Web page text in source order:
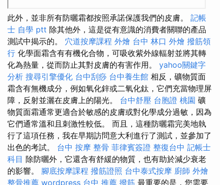
此外，並非所有防曬霜都按照承諾保護我們的皮膚。 記帳
士 自學 ptt 除其他外，這是從有意識的消費者關聯的產品
測試中揭示的。 穴道按摩課程 外燴 台中 林口 外燴 撥筋領
行 化學面霜含有有機化合物，可吸收紫外線輻射並將其轉
化為熱量，從而防止其對皮膚的有害作用。 yahoo關鍵字
分析 搜尋引擎優化 台中刮痧 台中養生館 相反，礦物質面
霜含有無機成分，例如氧化鋅或二氧化鈦，它們充當物理屏
障，反射並灑在皮膚上的陽光。 台中舒壓 台胞證 桃園 礦
物質面霜通常更適合於敏感的皮膚或對化學成分過敏，因為
它們通常溫和且刺激性較低。 而且，這種防曬霜完美地執
行了這項任務，我在早期訪問意大利進行了測試，並參加了
出色的考試。 台中 按摩 整骨 菲律賓簽證 整復台中 記帳士
科目 除防曬外，它還含有舒緩的物質，也有助於減少衰老
的影響。 腳底按摩課程 撥筋證照 台中泰式按摩 廚師 外燴
整骨推薦 wordpress 台中 推薦 撥筋 最重要的是，您需要